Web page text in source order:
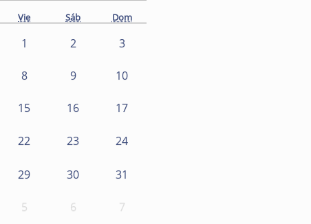
Vie Sáb Dom
1 2 3
8 9 10
15 16 17
22 23 24
29 30 31
5 6 7